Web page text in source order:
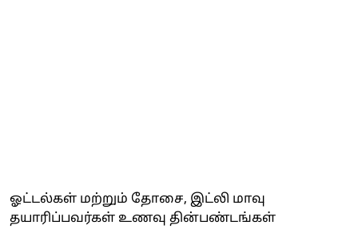
ஓட்டல்கள் மற்றும் தோசை, இட்லி மாவு
தயாரிப்பவர்கள் உணவு தின்பண்டங்கள்